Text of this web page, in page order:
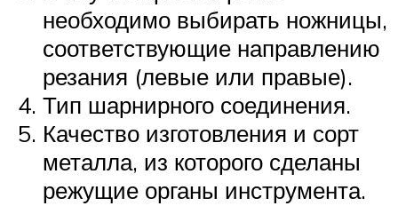
необходимо выбирать ножницы,
соответствующие направлению
резания (левые или правые).
Тип шарнирного соединения.
Качество изготовления и сорт
металла, из которого сделаны
режущие органы инструмента.